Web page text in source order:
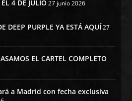
4 DE JULIO 27 junio 2026
DEEP PURPLE YA ESTÁ AQUÍ27
EL CARTEL COMPLETO
a Madrid con fecha exclusiva